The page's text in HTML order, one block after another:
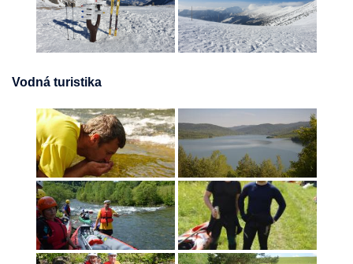
Vodná turistika